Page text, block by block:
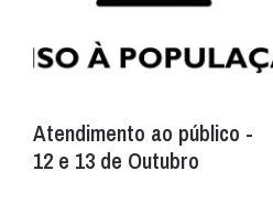
Atendimento ao público -
12 e 13 de Outubro